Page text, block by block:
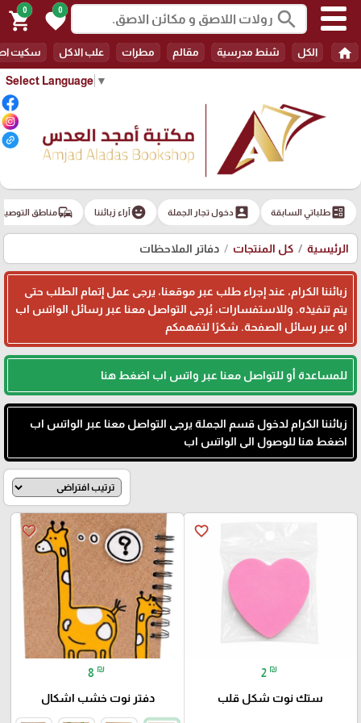
Select Language ▼
search
0
favorite
0
shopping_cart
home الكل شنط مدرسية مقالم مطرات علب الاكل سكيت
ballotطلباتي السابقة account_boxدخول تجار الجملة emoji_emotionsآراء زبائننا commuteمناطق
الرئيسية كل المنتجات دفاتر الملاحظات
زبائننا الكرام، عند إجراء طلب عبر موقعنا، يرجى عمل إتمام الطلب حتى
يتم تنفيذه. وللاستفسارات، يُرجى التواصل معنا عبر رسائل الواتس اب
او عبر رسائل الصفحة. شكرًا لتفهمكم
للمساعدة أو للتواصل معنا عبر واتس اب اضغط هنا
زبائننا الكرام لدخول قسم الجملة يرجى التواصل معنا عبر الواتس اب
اضغط هنا للوصول الى الواتس اب
favorite_border
2 ₪
ستك نوت شكل قلب
favorite_border
8 ₪
دفتر نوت خشب اشكال